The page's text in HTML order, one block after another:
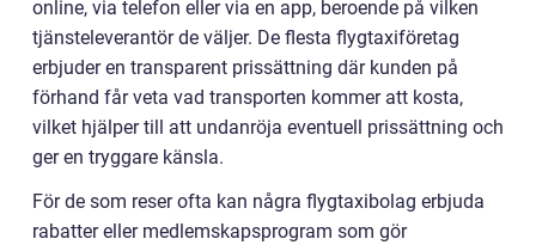
online, via telefon eller via en app, beroende på vilken
tjänsteleverantör de väljer. De flesta flygtaxiföretag
erbjuder en transparent prissättning där kunden på
förhand får veta vad transporten kommer att kosta,
vilket hjälper till att undanröja eventuell prissättning och
ger en tryggare känsla.
För de som reser ofta kan några flygtaxibolag erbjuda
rabatter eller medlemskapsprogram som gör